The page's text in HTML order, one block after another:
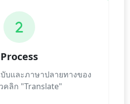
2
Process
บและภาษาปลายทางของ
ลิก "Translate"